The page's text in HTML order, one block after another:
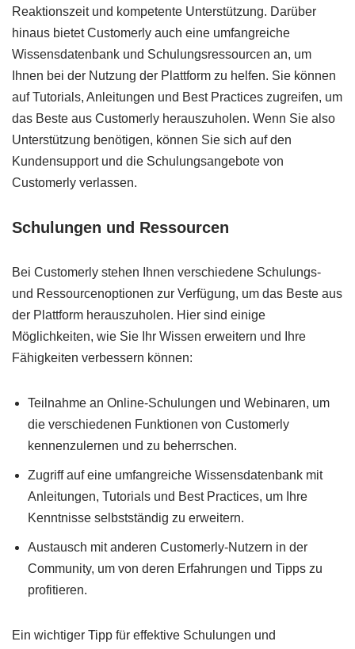
Reaktionszeit und kompetente Unterstützung. Darüber
hinaus bietet Customerly auch eine umfangreiche
Wissensdatenbank und Schulungsressourcen an, um
Ihnen bei der Nutzung der Plattform zu helfen. Sie können
auf Tutorials, Anleitungen und Best Practices zugreifen, um
das Beste aus Customerly herauszuholen. Wenn Sie also
Unterstützung benötigen, können Sie sich auf den
Kundensupport und die Schulungsangebote von
Customerly verlassen.
Schulungen und Ressourcen
Bei Customerly stehen Ihnen verschiedene Schulungs-
und Ressourcenoptionen zur Verfügung, um das Beste aus
der Plattform herauszuholen. Hier sind einige
Möglichkeiten, wie Sie Ihr Wissen erweitern und Ihre
Fähigkeiten verbessern können:
Teilnahme an Online-Schulungen und Webinaren, um
die verschiedenen Funktionen von Customerly
kennenzulernen und zu beherrschen.
Zugriff auf eine umfangreiche Wissensdatenbank mit
Anleitungen, Tutorials und Best Practices, um Ihre
Kenntnisse selbstständig zu erweitern.
Austausch mit anderen Customerly-Nutzern in der
Community, um von deren Erfahrungen und Tipps zu
profitieren.
Ein wichtiger Tipp für effektive Schulungen und